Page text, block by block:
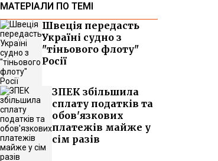
МАТЕРІАЛИ ПО ТЕМІ
Швеція передасть
Україні судно з
"тіньового флоту"
Росії
ЗПЕК збільшила
сплату податків та
обов'язкових
платежів майже у
сім разів